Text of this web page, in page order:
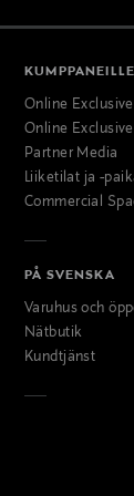
KUMPPANEILLE
Online
Online
Partner Media
Liiketilat ja -
Commercial
PÅ SVENSKA
Varuhus och
Nätbutik
Kundtjänst